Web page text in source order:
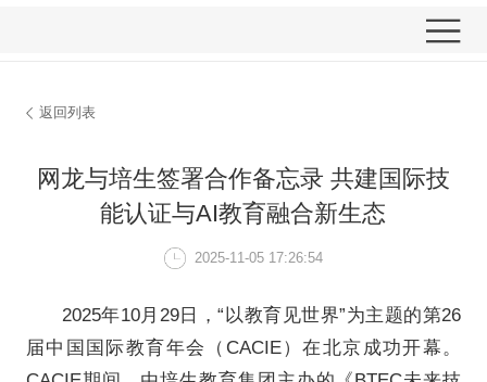
返回列表
网龙与培生签署合作备
能认证与AI教育